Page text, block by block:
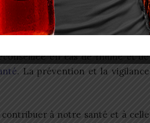
avec des médicaments
en cas de rhume et de
. La prévention et la vigilance
contribuer à notre santé et à celle